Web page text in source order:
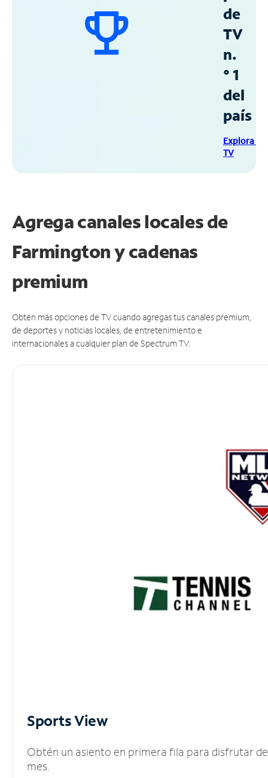
de
TV
n.
° 1
del
país
Explora
TV
Agrega canales locales de
Farmington y cadenas
premium
Obtén más opciones de TV cuando agregas tus canales premium,
de deportes y noticias locales, de entretenimiento e
internacionales a cualquier plan de Spectrum TV.
Sports View
Obtén un asiento en primera fila para disfrutar
mes.